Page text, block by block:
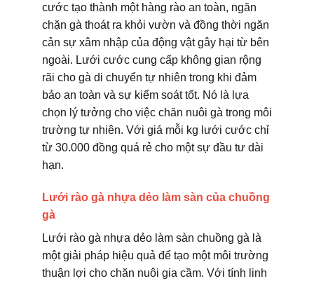
cước tạo thành một hàng rào an toàn, ngăn
chặn gà thoát ra khỏi vườn và đồng thời ngăn
cản sự xâm nhập của động vật gây hại từ bên
ngoài. Lưới cước cung cấp không gian rộng
rãi cho gà di chuyển tự nhiên trong khi đảm
bảo an toàn và sự kiểm soát tốt. Nó là lựa
chọn lý tưởng cho việc chăn nuôi gà trong môi
trường tự nhiên. Với giá mỗi kg lưới cước chỉ
từ 30.000 đồng quá rẻ cho một sự đầu tư dài
hạn.
Lưới rào gà nhựa dẻo làm sàn của chuồng
gà
Lưới rào gà nhựa dẻo làm sàn chuồng gà là
một giải pháp hiệu quả để tạo một môi trường
thuận lợi cho chăn nuôi gia cầm. Với tính linh